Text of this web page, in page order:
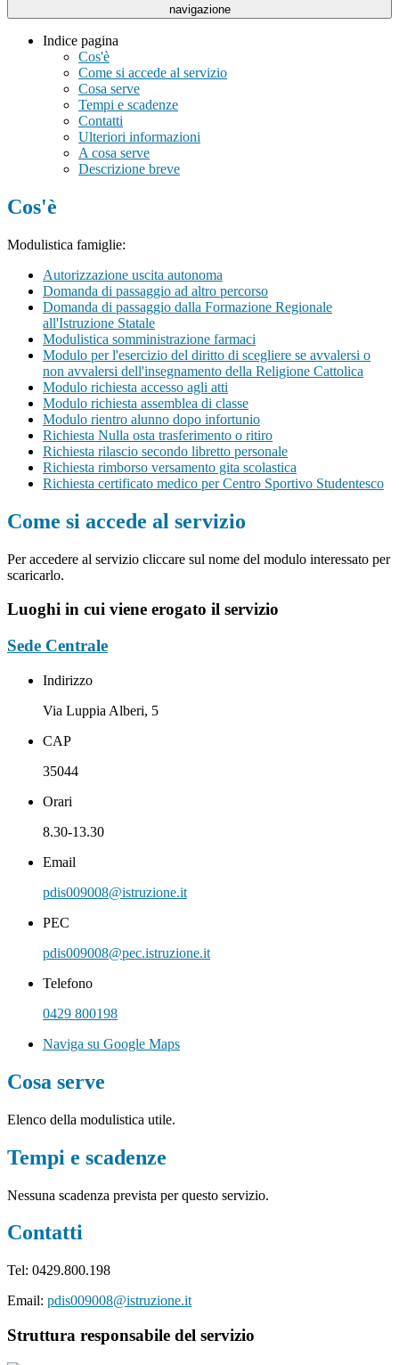
navigazione
Indice pagina
Cos'è
Come si accede al servizio
Cosa serve
Tempi e scadenze
Contatti
Ulteriori informazioni
A cosa serve
Descrizione breve
Cos'è
Modulistica famiglie:
Autorizzazione uscita autonoma
Domanda di passaggio ad altro percorso
Domanda di passaggio dalla Formazione Regionale
all'Istruzione Statale
Modulistica somministrazione farmaci
Modulo per l'esercizio del diritto di scegliere se avvalersi o
non avvalersi dell'insegnamento della Religione Cattolica
Modulo richiesta accesso agli atti
Modulo richiesta assemblea di classe
Modulo rientro alunno dopo infortunio
Richiesta Nulla osta trasferimento o ritiro
Richiesta rilascio secondo libretto personale
Richiesta rimborso versamento gita scolastica
Richiesta certificato medico per Centro Sportivo Studentesco
Come si accede al servizio
Per accedere al servizio cliccare sul nome del modulo interessato per
scaricarlo.
Luoghi in cui viene erogato il servizio
Sede Centrale
Indirizzo
Via Luppia Alberi, 5
CAP
35044
Orari
8.30-13.30
Email
pdis009008@istruzione.it
PEC
pdis009008@pec.istruzione.it
Telefono
0429 800198
Naviga su Google Maps
Cosa serve
Elenco della modulistica utile.
Tempi e scadenze
Nessuna scadenza prevista per questo servizio.
Contatti
Tel: 0429.800.198
Email: pdis009008@istruzione.it
Struttura responsabile del servizio